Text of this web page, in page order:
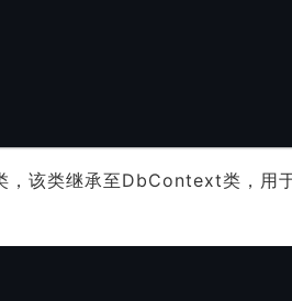
该类继承至DbContext类，用